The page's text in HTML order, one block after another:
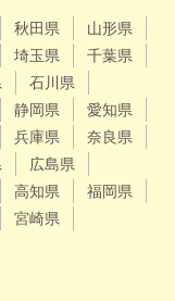
秋田県
山形県
埼玉県
千葉県
石川県
静岡県
愛知県
兵庫県
奈良県
広島県
高知県
福岡県
宮崎県